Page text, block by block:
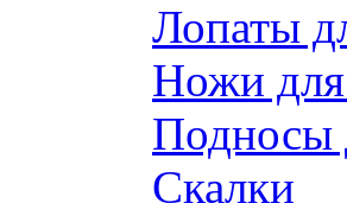
Лопаты
Ножи
Подносы
Скалки